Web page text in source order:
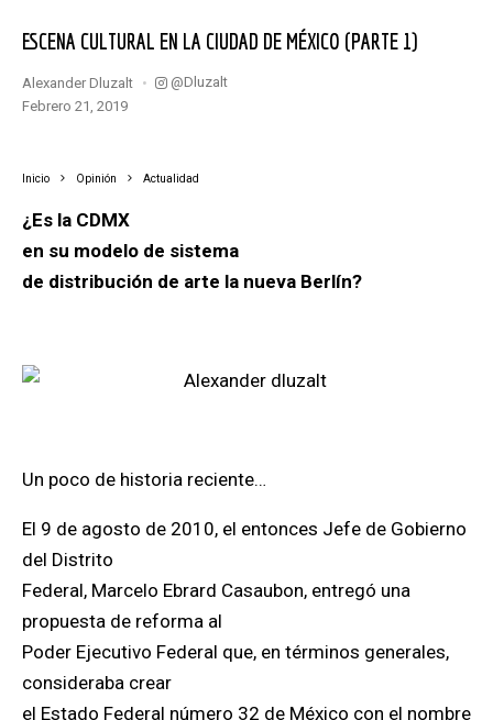
ESCENA CULTURAL EN LA CIUDAD DE MÉXICO (PARTE 1)
Alexander Dluzalt
@dluzalt
febrero 21, 2019
Inicio Opinión Actualidad
¿Es la CDMX
en su modelo de sistema
de distribución de arte la nueva Berlín?
Un poco de historia reciente…
El 9 de agosto de 2010, el entonces Jefe de Gobierno
del Distrito
Federal, Marcelo Ebrard Casaubon, entregó una
propuesta de reforma al
Poder Ejecutivo Federal que, en términos generales,
consideraba crear
el Estado Federal número 32 de México con el nombre